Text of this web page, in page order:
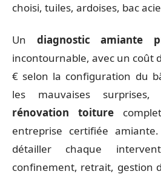
choisi, tuiles, ardoises, bac
Un diagnostic amiante
incontournable, avec un coût
€ selon la configuration du
les mauvaises
rénovation toiture
entreprise certifiée
détailler chaque
confinement, retrait, gestion